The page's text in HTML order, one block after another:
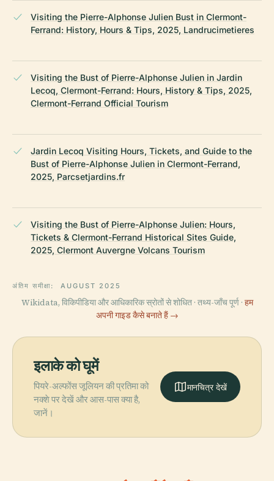
Visiting the Pierre-Alphonse Julien Bust in Clermont-
Ferrand: History, Hours & Tips, 2025, Landrucimetieres
Visiting the Bust of Pierre-Alphonse Julien in Jardin
Lecoq, Clermont-Ferrand: Hours, History & Tips, 2025,
Clermont-Ferrand Official Tourism
Jardin Lecoq Visiting Hours, Tickets, and Guide to the
Bust of Pierre-Alphonse Julien in Clermont-Ferrand,
2025, Parcsetjardins.fr
Visiting the Bust of Pierre-Alphonse Julien: Hours,
Tickets & Clermont-Ferrand Historical Sites Guide,
2025, Clermont Auvergne Volcans Tourism
अंतिम समीक्षा: AUGUST 2025
Wikidata, विकिपीडिया और आधिकारिक स्रोतों से शोधित · तथ्य-जाँच पूर्ण · हम
अपनी गाइड कैसे बनाते हैं →
इलाके को घूमें
पियरे-अल्फोंस जूलियन की प्रतिमा को
नक्शे पर देखें और आस-पास क्या है,
जानें।
मानचित्र देखें